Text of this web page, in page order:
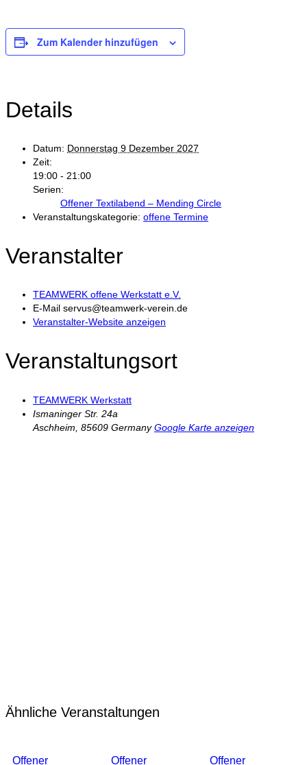
Zum Kalender hinzufügen
Details
Datum: Donnerstag 9 Dezember 2027
Zeit:
19:00 - 21:00
Serien:
Offener Textilabend – Mending Circle
Veranstaltungskategorie: offene Termine
Veranstalter
TEAMWERK offene Werkstatt e.V.
E-Mail servus@teamwerk-verein.de
Veranstalter-Website anzeigen
Veranstaltungsort
TEAMWERK Werkstatt
Ismaninger Str. 24a
Aschheim 85609 Germany Google Karte anzeigen
Ähnliche Veranstaltungen
Offener Offener Offener